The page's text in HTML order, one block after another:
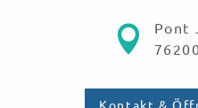
Pont